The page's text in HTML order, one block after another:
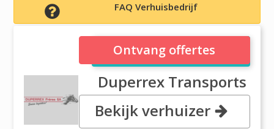
FAQ Verhuisbedrijf
Duperrex Transports
Duperrex Transports
Route d’Apples 6, 1144 Ballens
Ontvang offertes
Bekijk verhuizer